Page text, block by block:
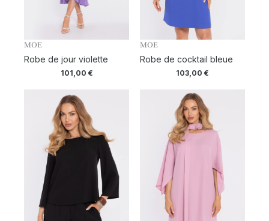
MOE
Robe de jour violette
101,00 €
MOE
Robe de cocktail bleue
103,00 €